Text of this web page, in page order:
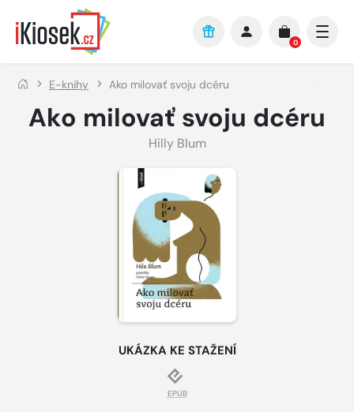
Přejít na hlavní obsah
0
E-knihy Ako milovať svoju dcéru
Ako milovať svoju dcéru
Hilly Blum
UKÁZKA KE STAŽENÍ
EPUB